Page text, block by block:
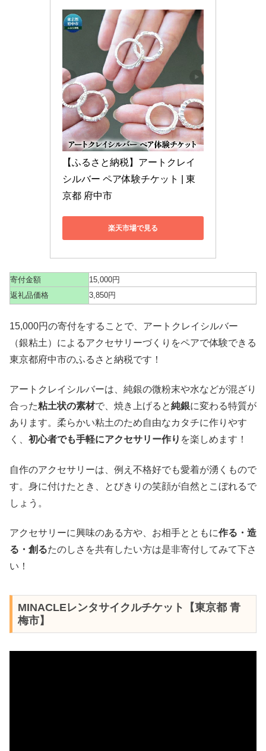
【ふるさと納税】アートクレイ
シルバー ペア体験チケット | 東
京都 府中市
楽天市場で見る
寄付金額
15,000円
返礼品価格
3,850円
15,000円の寄付をすることで、アートクレイシルバー
（銀粘土）によるアクセサリーづくりをペアで体験できる
東京都府中市のふるさと納税です！
アートクレイシルバーは、純銀の微粉末や水などが混ざり
合った粘土状の素材で、焼き上げると純銀に変わる特質が
あります。柔らかい粘土のため自由なカタチに作りやす
く、 初心者でも手軽にアクセサリー作り を楽しめます！
自作のアクセサリーは、例え不格好でも愛着が湧くもので
す。身に付けたとき、とびきりの笑顔が自然とこぼれるで
しょう。
アクセサリーに興味のある方や、お相手とともに作る・造
る・創るたのしさを共有したい方は是非寄付してみて下さ
い！
MINACLEレンタサイクルチケット【東京都 青
梅市】